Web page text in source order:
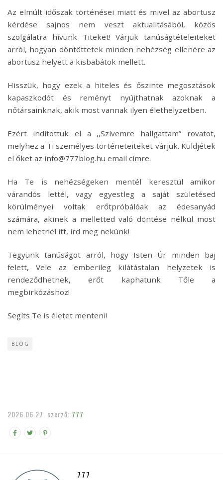
Az elmúlt időszak történései miatt és mivel az abortusz
kérdése sajnos nem veszt aktualitásából, közös
szolgálatra hívunk Titeket! Várjuk tanúságtételeiteket
arról, hogyan döntöttetek minden nehézség ellenére az
abortusz helyett a kisbabátok mellett.
Hisszük, hogy ezek a hiteles és őszinte megosztások
kapaszkodót és reményt nyújthatnak azoknak a
nőtársainknak, akik most vannak ilyen élethelyzetben.
Ezért indítottuk el a ,,Szívemre hallgattam” rovatot,
melyhez a Ti személyes történeteiteket várjuk. Küldjétek
el őket az info@777blog.hu email címre.
Ha Te is nehézségeken mentél keresztül amikor
várandós lettél, vagy egyestleg a saját születésed
körülményei voltak erőtpróbálóak az édesanyád
számára, akinek a melletted való döntése nélkül most
nem lehetnél itt, írd meg nekünk!
Tegyünk tanúságot arról, hogy Isten Úr minden baj
felett, Vele az emberileg kilátástalan helyzetek is
rendeződhetnek, erőt kaphatunk Tőle a
megbirkózáshoz!
Segíts Te is életet menteni!
BLOG
2026.06.27. szerző: 777
777